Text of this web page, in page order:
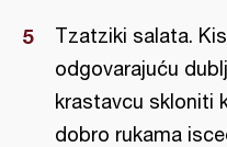
Tzatziki salata.
odgovarajuću
krastavcu skloniti
dobro rukama